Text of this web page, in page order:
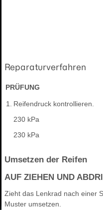
Reparaturverfahren
PRÜFUNG
1.
Reifendruck kontrollieren.
230 kPa
230 kPa
Umsetzen der Reifen
AUF ZIEHEN UND
Zieht das Lenkrad nach einer
Muster umsetzen.